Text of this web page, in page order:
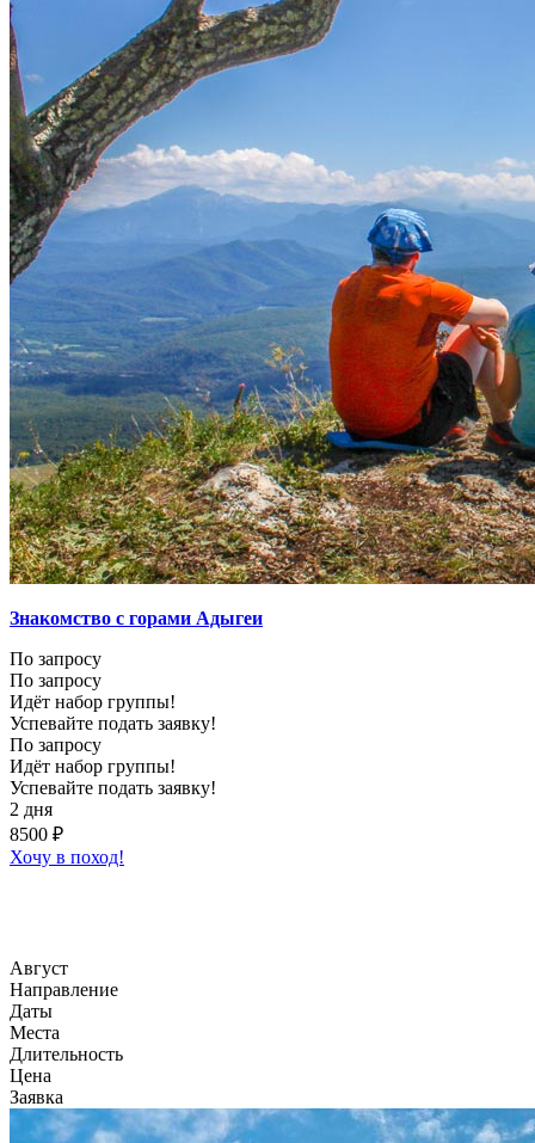
Знакомство с горами Адыгеи
По запросу
По запросу
Идёт набор группы!
Успевайте подать заявку!
По запросу
Идёт набор группы!
Успевайте подать заявку!
2 дня
8500 ₽
Хочу в поход!
Август
Направление
Даты
Места
Длительность
Цена
Заявка